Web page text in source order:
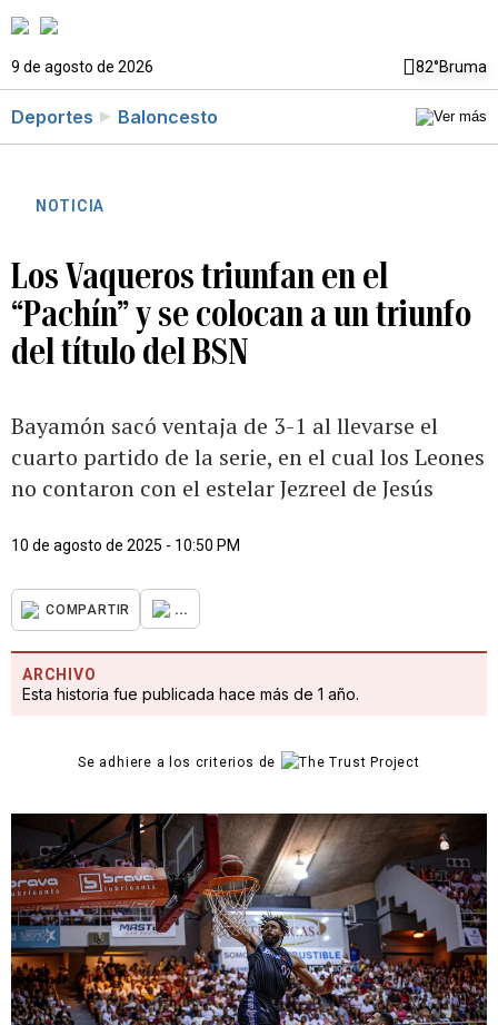
9 de agosto de 2026 82°Bruma
Deportes Baloncesto
NOTICIA
Los Vaqueros triunfan en el
“Pachín” y se colocan a un triunfo
del título del BSN
Bayamón sacó ventaja de 3-1 al llevarse el
cuarto partido de la serie, en el cual los Leones
no contaron con el estelar Jezreel de Jesús
10 de agosto de 2025 - 10:50 PM
COMPARTIR ...
ARCHIVO
Esta historia fue publicada hace más de 1 año.
Se adhiere a los criterios de